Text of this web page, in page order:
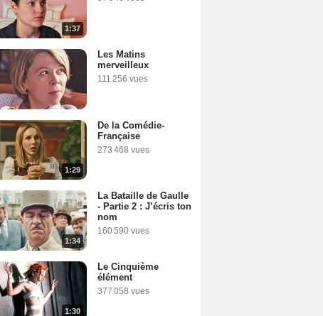
1:37
Les Matins
merveilleux
111 256 vues
1:29
De la Comédie-
Française
273 468 vues
1:34
La Bataille de Gaulle
- Partie 2 : J’écris ton
nom
160 590 vues
1:30
Le Cinquième
élément
377 058 vues